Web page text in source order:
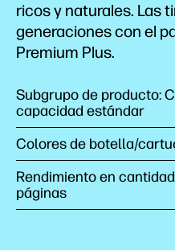
ricos y naturales. Las
generaciones con el
Premium Plus.
Subgrupo de producto:
capacidad estándar
Colores de botella/
Rendimiento en
páginas